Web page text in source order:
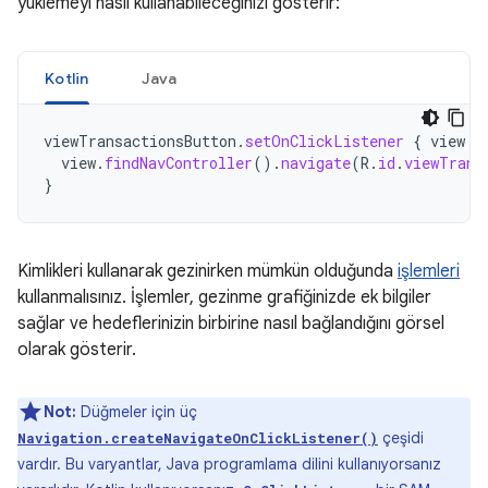
Kotlin Java
viewTransactionsButton . setOnClickListener { view
view. findNavController().navigate(R . id .
}
Kimlikleri kullanarak gezinirken mümkün olduğunda işlemleri
kullanmalısınız. İşlemler, gezinme grafiğinizde ek bilgiler
sağlar ve hedeflerinizin birbirine nasıl bağlandığını görsel
olarak gösterir.
Not: Düğmeler için üç
Navigation.createNavigateOnClickListener() çeşidi
vardır. Bu varyantlar, Java programlama dilini kullanıyorsanız